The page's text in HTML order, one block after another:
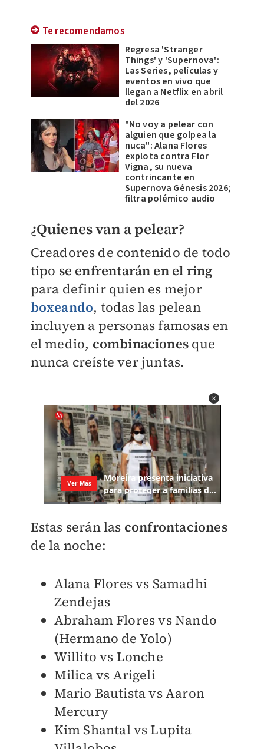
Te recomendamos
Regresa 'Stranger
Things' y 'Supernova':
Las Series, películas y
eventos en vivo que
llegan a Netflix en abril
del 2026
"No voy a pelear con
alguien que golpea la
nuca": Alana Flores
explota contra Flor
Vigna, su nueva
contrincante en
Supernova Génesis 2026;
filtra polémico audio
¿Quienes van a pelear?
Creadores de contenido de todo
tipo se enfrentarán en el ring
para definir quien es mejor
boxeando, todas las pelean
incluyen a personas famosas en
el medio, combinaciones que
nunca creíste ver juntas.
Estas serán las confrontaciones
de la noche:
Alana Flores vs Samadhi
Zendejas
Abraham Flores vs Nando
(Hermano de Yolo)
Willito vs Lonche
Milica vs Arigeli
Mario Bautista vs Aaron
Mercury
Kim Shantal vs Lupita